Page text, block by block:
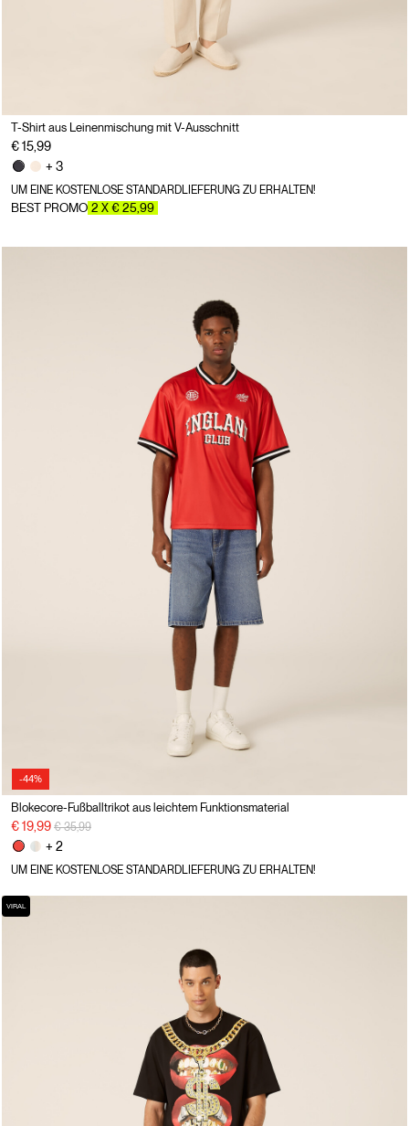
T-Shirt aus Leinenmischung mit V-Ausschnitt
€ 15,99
+ 3
UM EINE KOSTENLOSE STANDARDLIEFERUNG ZU ERHALTEN!
BEST PROMO 2 X € 25,99
-44%
Blokecore-Fußballtrikot aus leichtem Funktionsmaterial
€ 19,99 Preisreduzierung von
€ 35,99auf
+ 2
UM EINE KOSTENLOSE STANDARDLIEFERUNG ZU ERHALTEN!
VIRAL